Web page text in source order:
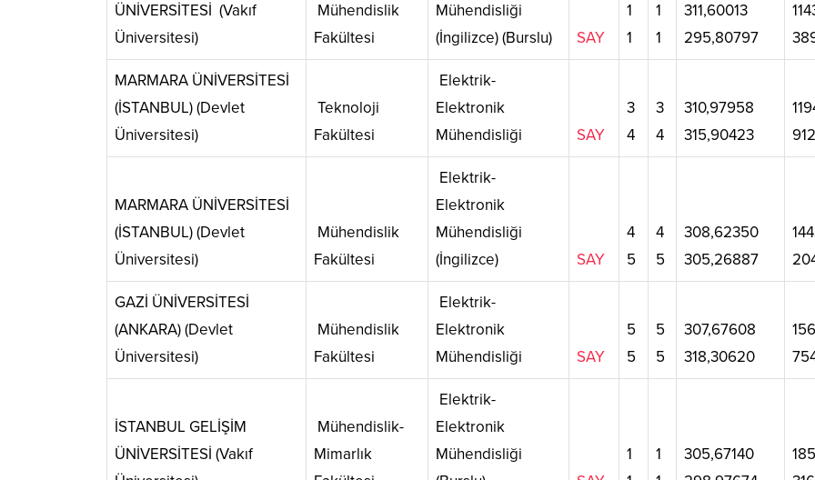
ÜNİVERSİTESİ (Vakıf
Üniversitesi)
Mühendislik
Fakültesi
Mühendisliği
(İngilizce) (Burslu)
SAY
1
1
1
1
311,60013
295,80797
MARMARA ÜNİVERSİTESİ
(İSTANBUL) (Devlet
Üniversitesi)
Teknoloji
Fakültesi
Elektrik-
Elektronik
Mühendisliği
SAY
3
4
3
4
310,97958
315,90423
912
MARMARA ÜNİVERSİTESİ
(İSTANBUL) (Devlet
Üniversitesi)
Mühendislik
Fakültesi
Elektrik-
Elektronik
Mühendisliği
(İngilizce)
SAY
4
5
4
5
308,62350
305,26887
GAZİ ÜNİVERSİTESİ
(ANKARA) (Devlet
Üniversitesi)
Mühendislik
Fakültesi
Elektrik-
Elektronik
Mühendisliği
SAY
5
5
5
5
307,67608
318,30620
İSTANBUL GELİŞİM
ÜNİVERSİTESİ (Vakıf
Mühendislik-
Mimarlık
Elektrik-
Elektronik
Mühendisliği
1
1
305,67140